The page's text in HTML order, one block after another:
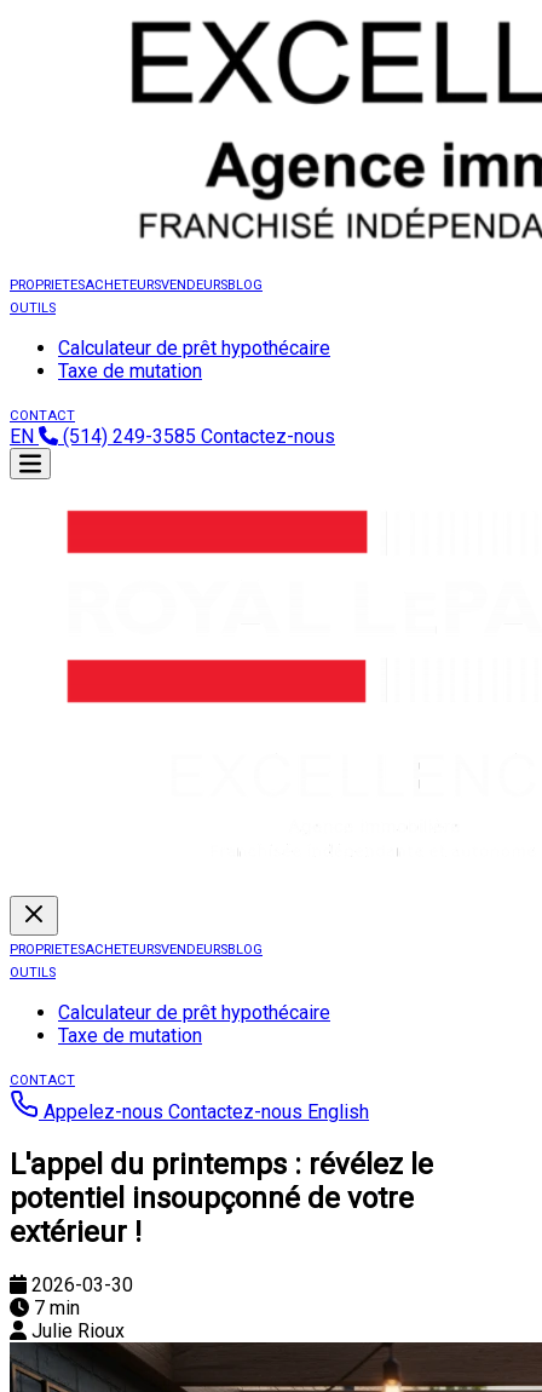
PROPRIETESACHETEURSVENDEURSBLOG
OUTILS
Calculateur de prêt hypothécaire
Taxe de mutation
CONTACT
EN (514) 249-3585 Contactez-nous
PROPRIETESACHETEURSVENDEURSBLOG
OUTILS
Calculateur de prêt hypothécaire
Taxe de mutation
CONTACT
Appelez-nous Contactez-nous English
L'appel du printemps : révélez le
potentiel insoupçonné de votre
extérieur !
2026-03-30
7 min
Julie Rioux